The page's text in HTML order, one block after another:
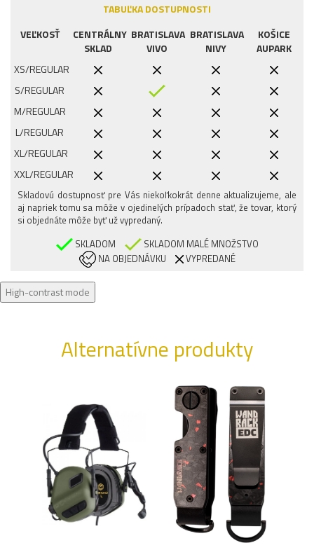
TABUĽKA DOSTUPNOSTI
VEĽKOSŤ
CENTRÁLNY
SKLAD
BRATISLAVA
VIVO
BRATISLAVA
NIVY
KOŠICE
AUPARK
XS/REGULAR
S/REGULAR
M/REGULAR
L/REGULAR
XL/REGULAR
XXL/REGULAR
Skladovú dostupnosť pre Vás niekoľkokrát denne aktualizujeme, ale
aj napriek tomu sa môže v ojedinelých prípadoch stať, že tovar, ktorý
si objednáte môže byť už vypredaný.
SKLADOM
SKLADOM MALÉ MNOŽSTVO
NA OBJEDNÁVKU
VYPREDANÉ
High-contrast mode
Alternatívne produkty